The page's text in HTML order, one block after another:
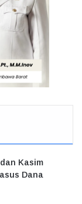
Kasim
Dana